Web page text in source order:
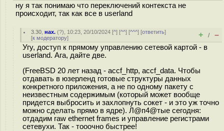
ну я так понимаю что переключений контекста не
происходит, так как все в userland
3.30 ,нах. (?), 10:23, 20/10/2024 [^] [^^] [^^^] [ответить]
[к модератору] + / –
Угу, доступ к прямому управлению сетевой картой - в
userland. Ага, дайте две.
(FreeBSD 20 лет назад - accf_http, accf_data. Чтобы
отдавать в юзерленд готовые структуры данных
конкретного приложения, а не по одному пакету с
неизвестным содержимым (который может вообще
придется выбросить и захлопнуть сокет - и это уж точно
можно сделать прямо в ядре). Л@п4@тые сегодня:
отдадим raw ethernet frames и управление регистрами
сетевухи. Так - тооочно быстрее!